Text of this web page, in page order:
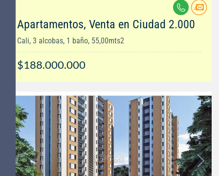
Apartamentos, Venta en Ciudad 2.000
Cali, 3 alcobas, 1 baño, 55,00mts2
$188.000.000